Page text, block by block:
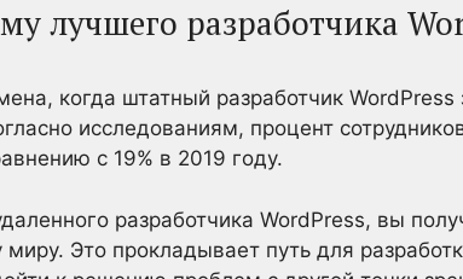
лучшего разработчика
когда штатный разработчик
исследованиям, процент
с 19% в 2019 году.
разработчика WordPress, вы
Это прокладывает путь для